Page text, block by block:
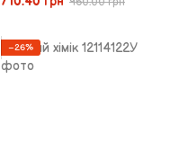
−26%